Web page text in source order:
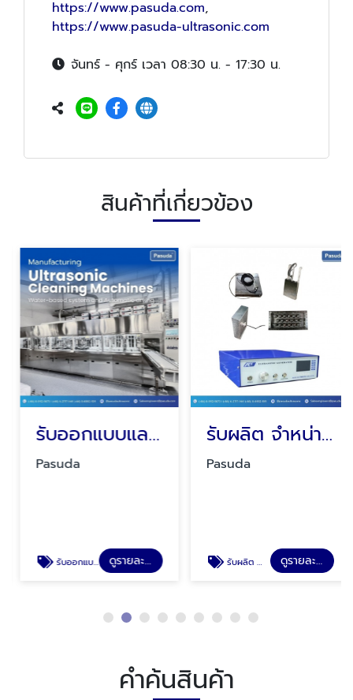
https://www.pasuda.com,
https://www.pasuda-ultrasonic.com
จันทร์ - ศุกร์ เวลา 08:30 น. - 17:30 น.
สินค้าที่เกี่ยวข้อง
รับออกแบบและผลิตเครื่องล้างสีระบบน้ำ ปลอดภัยต่อผู้ใช้งานและเป็นมิตรต่อสิ่งแวดล้อม
Pasuda
รับออกแบบและผลิตเครื่องล้างสีระบบน้ำ ดูรายละเอียด
รับผลิต จำหน่ายและซ่อมเจนเนอเรเตอร์ Ultrasonic Generator ทรานสดิวเซอร์ Tranducer box ออกแบบกล่องอัลตร้าโซนิค
Pasuda
รับผลิต จำหน่ายและซ่อมเจนเนอเรเตอร์ ดูรายละเอียด
คำค้นสินค้า